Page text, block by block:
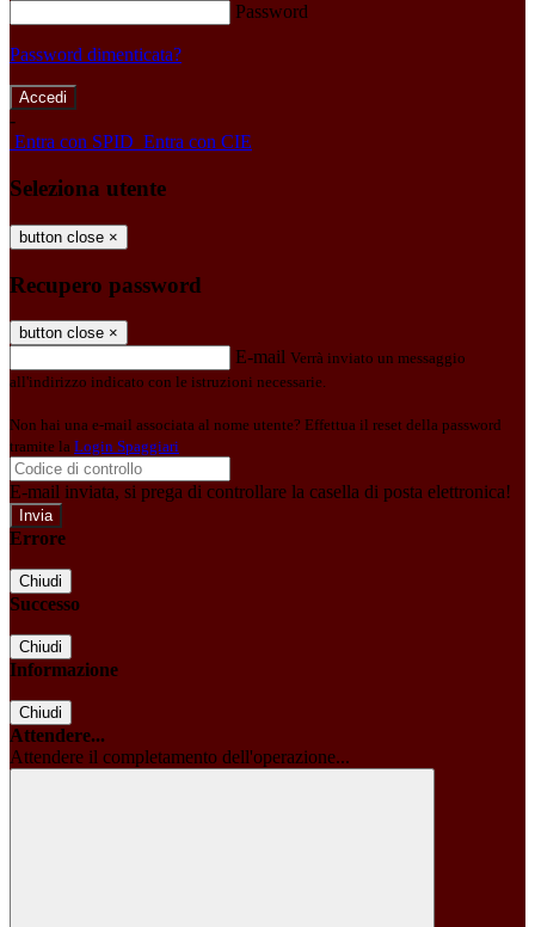
Password
Password dimenticata?
-
Entra con SPID Entra con CIE
Seleziona utente
button close ×
Recupero password
button close ×
E-mail Verrà inviato un messaggio
all'indirizzo indicato con le istruzioni necessarie.
Non hai una e-mail associata al nome utente? Effettua il reset della password
tramite la Login Spaggiari
E-mail inviata, si prega di controllare la casella di posta elettronica!
Errore
Chiudi
Successo
Chiudi
Informazione
Chiudi
Attendere...
Attendere il completamento dell'operazione...